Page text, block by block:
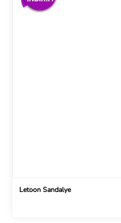
Letoon Sandalye